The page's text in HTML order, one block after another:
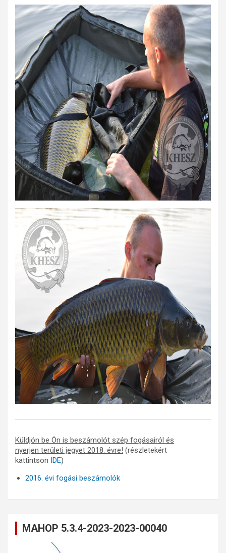
Küldjön be Ön is beszámolót szép fogásairól és
nyerjen területi jegyet 2018. évre! (részletekért
kattintson IDE)
2016. évi fogási beszámolók
MAHOP 5.3.4-2023-2023-00040